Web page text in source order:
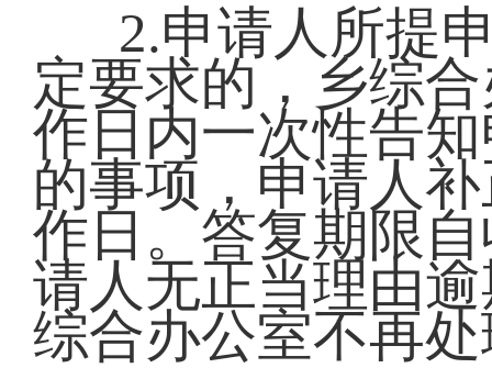
2.申请人所提
定要求的，乡综
作日内一次性告
的事项，申请人
作日。答复期限
请人无正当理由
综合办公室不再